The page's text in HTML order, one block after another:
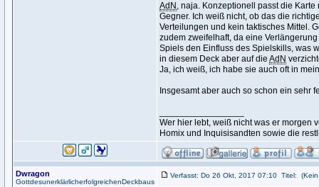
AdN , naja. Konzeptionell passt die
Gegner. Ich weiß nicht, ob das die
Verteilungen und kein taktisches Mittel.
zudem zweifelhaft, da eine
Spiels den Einfluss des Spielskills, was
in diesem Deck aber auf die AdN
Ja, ich weiß, ich habe sie auch oft in
Insgesamt aber auch so schon ein sehr
Wer hier lebt, weiß nicht was er morgen
Homix und Inquisisandten sowie die
Dwragon
GottdesunerklärlicherfolgreichenDeckbaus
Verfasst: Do 26 Okt, 2017 07:10 Titel: